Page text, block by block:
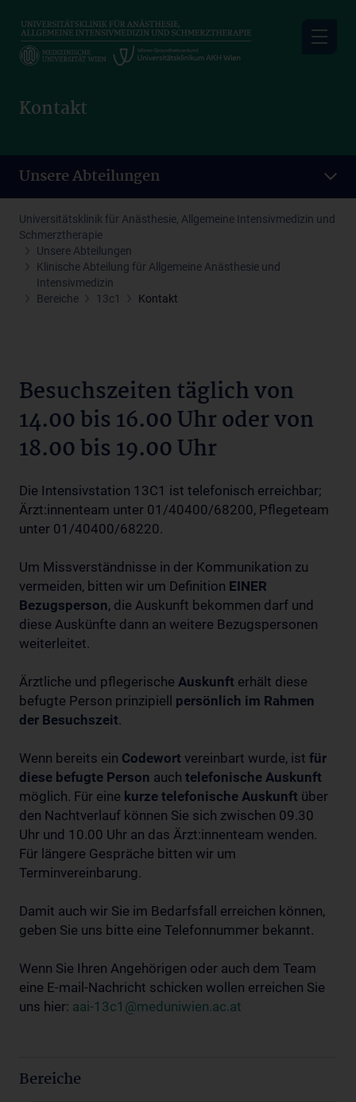
main
content
Kontakt
Unsere Abteilungen
Universitätsklinik für Anästhesie, Allgemeine Intensivmedizin und
Schmerztherapie
Unsere Abteilungen
Klinische Abteilung für Allgemeine Anästhesie und
Intensivmedizin
Bereiche
13c1 Kontakt
Besuchszeiten täglich von
14.00 bis 16.00 Uhr oder von
18.00 bis 19.00 Uhr
Die Intensivstation 13C1 ist telefonisch erreichbar;
Ärzt:innenteam unter 01/40400/68200, Pflegeteam
unter 01/40400/68220.
Um Missverständnisse in der Kommunikation zu
vermeiden, bitten wir um Definition EINER
Bezugsperson, die Auskunft bekommen darf und
diese Auskünfte dann an weitere Bezugspersonen
weiterleitet.
Ärztliche und pflegerische Auskunft erhält diese
befugte Person prinzipiell persönlich im Rahmen
der Besuchszeit.
Wenn bereits ein Codewort vereinbart wurde, ist für
diese befugte Person auch telefonische Auskunft
möglich. Für eine kurze telefonische Auskunft über
den Nachtverlauf können Sie sich zwischen 09.30
Uhr und 10.00 Uhr an das Ärzt:innenteam wenden.
Für längere Gespräche bitten wir um
Terminvereinbarung.
Damit auch wir Sie im Bedarfsfall erreichen können,
geben Sie uns bitte eine Telefonnummer bekannt.
Wenn Sie Ihren Angehörigen oder auch dem Team
eine E-mail-Nachricht schicken wollen erreichen Sie
uns hier: aai-13c1@meduniwien.ac.at
Bereiche